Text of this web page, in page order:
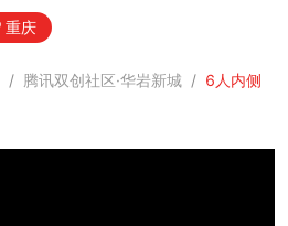
重庆
/ 腾讯双创社区·华岩新城 / 6人内侧